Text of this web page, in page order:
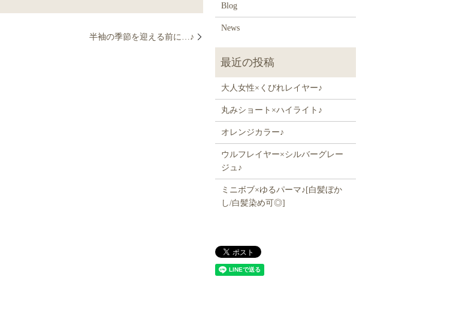
半袖の季節を迎える前に…♪
Blog
News
大人女性×くびれレイヤー♪
丸みショート×ハイライト♪
オレンジカラー♪
ウルフレイヤー×シルバーグレー
ジュ♪
ミニボブ×ゆるパーマ♪[白髪ぼか
し/白髪染め可◎]